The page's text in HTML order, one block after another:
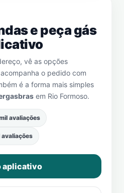
e peça gás
vê as opções
o pedido com
é a forma mais simples
em Rio Formoso.
avaliações
aplicativo